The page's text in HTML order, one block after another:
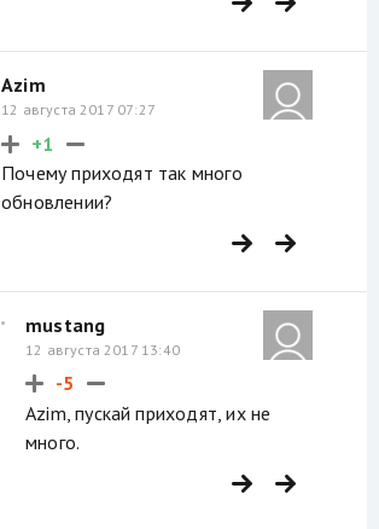
Azim
12 августа 2017 07:27
+1
Почему приходят так много
обновлении?
mustang
12 августа 2017 13:40
-5
Azim, пускай приходят, их не
много.